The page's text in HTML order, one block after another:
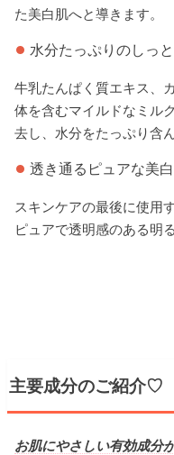
た美白肌へと導きます。
水分たっぷりのしっ
牛乳たんぱく質エキス、
体を含むマイルドなミル
去し、水分をたっぷり含
透き通るピュアな美
スキンケアの最後に使用
ピュアで透明感のある明
主要成分のご紹介♡
お肌にやさしい有効成分